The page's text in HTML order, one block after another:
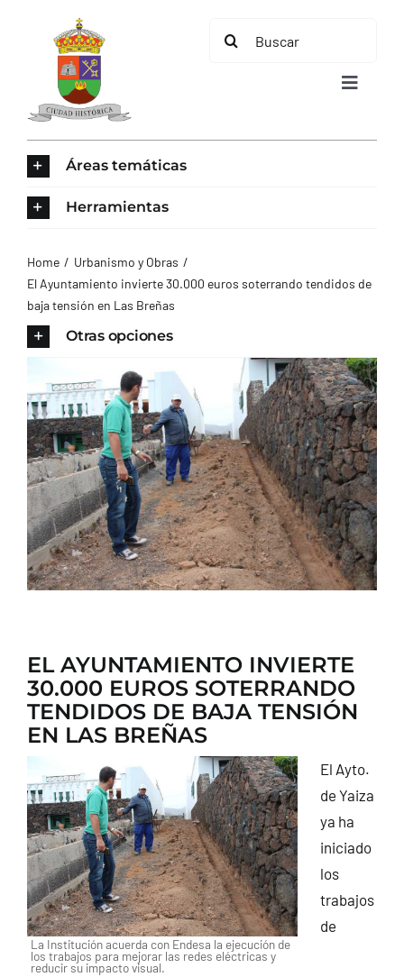
contenido
Buscar:
Toggle
AYUNTAMIENTO
CONTACTO
Áreas temáticas
Herramientas
Home
Urbanismo y Obras
El Ayuntamiento invierte 30.000 euros soterrando tendidos de
baja tensión en Las Breñas
Otras opciones
EL AYUNTAMIENTO INVIERTE
30.000 EUROS SOTERRANDO
TENDIDOS DE BAJA TENSIÓN
EN LAS BREÑAS
La Institución acuerda con Endesa la ejecución de
los trabajos para mejorar las redes eléctricas y
reducir su impacto visual.
El Ayto.
de Yaiza
ya ha
iniciado
los
trabajos
de